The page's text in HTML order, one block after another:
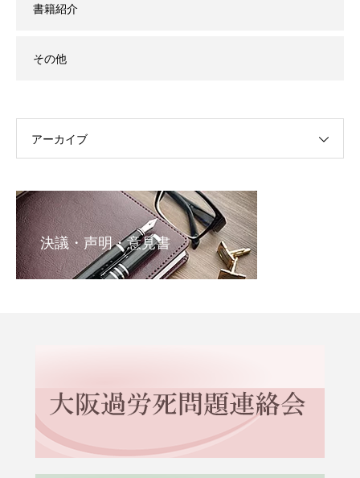
書籍紹介
その他
アーカイブ
決議・声明・意見書